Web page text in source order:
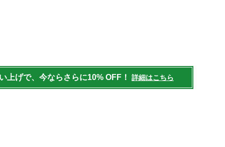
上げで、今ならさらに10% OFF！ 詳細はこちら